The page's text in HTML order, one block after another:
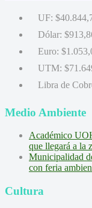
UF:
Dólar:
Euro:
UTM:
Libra de
Medio Ambiente
Académico
que llegará a la
Municipalidad
con feria
Cultura